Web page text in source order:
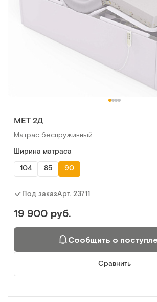
MET 2Д
Матрас беспружинный
Ширина матраса
104
85 90
Под заказАрт. 23711
19 900 руб.
Сообщить о
Сравнить